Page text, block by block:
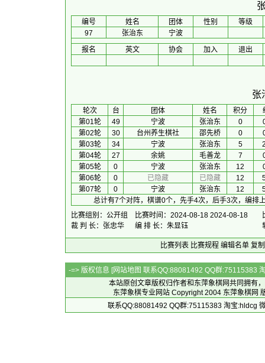
编号 姓名 团体 性别
等级
97
张治东
宁波
报名
英文 协会 加入 退出
张
轮次 台 团体 姓名 积分
第01轮
49 宁波 张治东 0
第02轮
30 台州养生棋社 邵先桥 0
第03轮
34 宁波 张治东 5
第04轮
27 余姚 毛善龙 7
第05轮
0 宁波 张治东 12
第06轮
0 已隐藏 已隐藏 12
第07轮
0 宁波 张治东 12
总计有7个对阵，棋谱0个，先手4次，后手3次，编排
比赛组别：公开组
比赛时间：2024-08-18 2024-08-18
裁 判 长：张忠华
编 排 长：朱显钰
比赛列表 比赛规程 编辑名单 复
-=> 版权信息 [网站地图 联系QQ:88081492 QQ群:75115383
本站原创文章版权归作者和 东萍象棋网共同拥有
东萍象棋专业网站 Copyright 2004 东萍象棋网
联系QQ:88081492 QQ群:75115383 淘宝:hldcg